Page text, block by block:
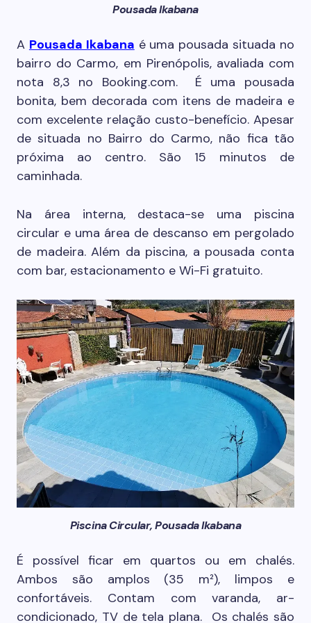
Pousada Ikabana
A Pousada Ikabana é uma pousada situada no
bairro do Carmo, em Pirenópolis, avaliada com
nota 8,3 no Booking.com. É uma pousada
bonita, bem decorada com itens de madeira e
com excelente relação custo-benefício. Apesar
de situada no Bairro do Carmo, não fica tão
próxima ao centro. São 15 minutos de
caminhada.
Na área interna, destaca-se uma piscina
circular e uma área de descanso em pergolado
de madeira. Além da piscina, a pousada conta
com bar, estacionamento e Wi-Fi gratuito.
Piscina Circular, Pousada Ikabana
É possível ficar em quartos ou em chalés.
Ambos são amplos (35 m²), limpos e
confortáveis. Contam com varanda, ar-
condicionado, TV de tela plana. Os chalés são